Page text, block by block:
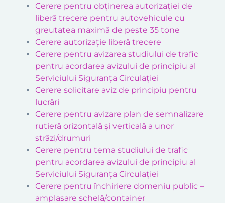
Cerere pentru obținerea autorizației de
liberă trecere pentru autovehicule cu
greutatea maximă de peste 35 tone
Cerere autorizație liberă trecere
Cerere pentru avizarea studiului de trafic
pentru acordarea avizului de principiu al
Serviciului Siguranța Circulației
Cerere solicitare aviz de principiu pentru
lucrări
Cerere pentru avizare plan de semnalizare
rutieră orizontală și verticală a unor
străzi/drumuri
Cerere pentru tema studiului de trafic
pentru acordarea avizului de principiu al
Serviciului Siguranța Circulației
Cerere pentru închiriere domeniu public –
amplasare schelă/container